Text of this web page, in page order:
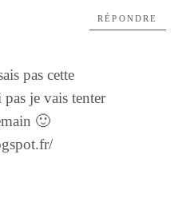
pas cette
je vais tenter
🙂
RÉPONDRE